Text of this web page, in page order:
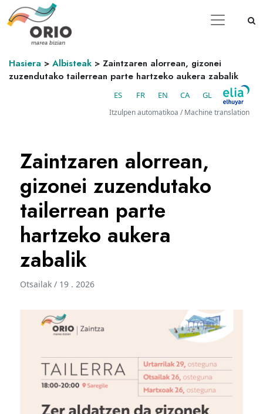
Hasiera > Albisteak > Zaintzaren alorrean, gizonei
zuzendutako tailerrean parte hartzeko aukera zabalik
ES FR EN CA GL
Itzulpen automatikoa / Machine translation
Zaintzaren alorrean,
gizonei zuzendutako
tailerrean parte
hartzeko aukera
zabalik
Otsailak / 19 . 2026